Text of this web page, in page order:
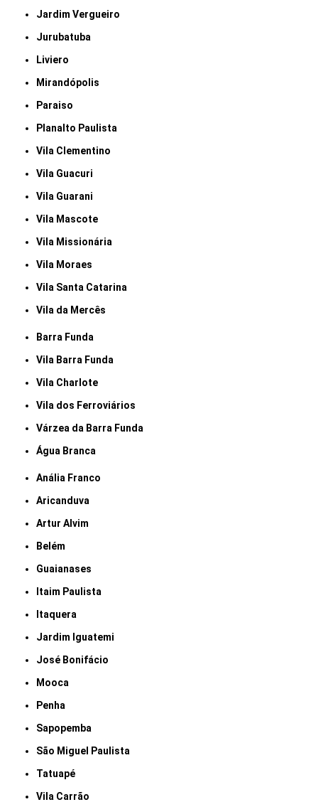
Jardim Vergueiro
Jurubatuba
Liviero
Mirandópolis
Paraiso
Planalto Paulista
Vila Clementino
Vila Guacuri
Vila Guarani
Vila Mascote
Vila Missionária
Vila Moraes
Vila Santa Catarina
Vila da Mercês
Barra Funda
Vila Barra Funda
Vila Charlote
Vila dos Ferroviários
Várzea da Barra Funda
Água Branca
Anália Franco
Aricanduva
Artur Alvim
Belém
Guaianases
Itaim Paulista
Itaquera
Jardim Iguatemi
José Bonifácio
Mooca
Penha
Sapopemba
São Miguel Paulista
Tatuapé
Vila Carrão